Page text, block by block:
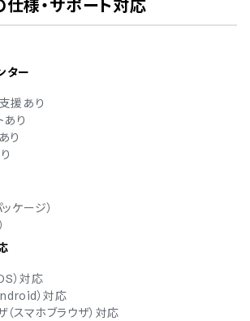
仕様・サポート対応
ター
援あり
あり
り
ケージ）
）対応
）対応
（スマホブラウザ）対応